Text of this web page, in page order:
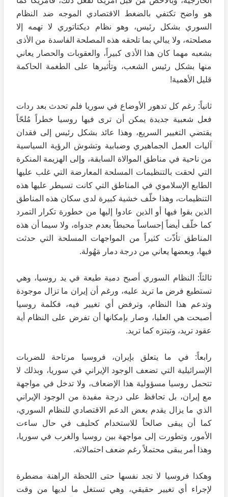
هو واضح تكتفي بالضغط الاقتصادي الموجه ضد النظام
السوري بشكل رئيس، وهو نظام ديكتاتوري لا تهمه إلا
مصلحته، ولا يبالي بما تلحقه هذه المصلحة الفاسدة من الأذى
بشعبه مهما كان هذا الأذى كبيراً، والعقوبات والحصار يعاني
منها بشكل رئيس الشعب، وتأثيرها على الطغمة الحاكمة
قليل الأهمية!
ثانياً: رغم كل تدهور الأوضاع في سوريا فلم تحدث بعد ردات
فعل شعبية جديدة يمكن أن ترى فيها روسيا خطراً مُلحّاً
يقتضي التغيير السريع، وهذا عائد بشكل رئيس إلى فقدان
آليات العمل الجماهيري وضبابية وتشوش الرؤية السياسية
من ناحية في مناطق الموالاة السابقة، وإلى الهزيمة المنكرة
التي لحقت بالتنظيمات المسلحة المعارضة التي غلب عليها
الطابع الإسلاموي في المناطق التي كانت تسيطر عليها هذه
التنظيمات، وهذا خلّف خشية كبيرة لدى سكان هذه المناطق
الذين بقوا فيها أو الذين عادوا إليها من خطورة تكرار التمرد
كما خلّف أيضاً إحساساً محبطاً بعدم جدواه، ولا سيما أن هذه
المناطق تأذّت كثيراً من المواجهات المسلحة التي حدثت
فيها، وبعضها يعاني من درجة دمار مَهُولة.
ثالثاً: النظام السوري أصبح دمية طيعة في يد روسيا، وهي
تستطيع فرض ما تريد عليه، ورغم أن إيران ما تزال موجودة
وتدعم هذا النظام، وترفض أي تغيير فيه، فكلمة روسيا
أصبحت هي العليا، وصار بإمكانها أن تفرض على النظام أية
عقود تريد، وتبتزه كما تريد.
رابعاً: في ما يتعلق بإيران، فروسيا مرتاحة للضربات
الإسرائيلية التي تضعف الوجود الإيراني في سوريا، وبذلك لا
تتحمل روسيا مسؤولية هذا الإضعاف، ولا تدخل في مواجهة
مع إيران، بل تحافظ على درجة مفيدة من الوجود الإيراني
الذي ما يزال يقدم بعض الدعم الاقتصادي للنظام السوري،
كما أن يبقى صالحاً للاستخدام كحليف في حال ساءت
الأمور، وتطورت إلى مواجهة بين روسيا والغرب في سوريا،
وهذا أمر يبقى محتملاً رغم ضعف احتمالاته.
وهكذا فروسيا لا تجد نفسها حتى اللحظة الراهنة مضطرة
لإجراء أي تغيير حقيقي، وهي تستغل ما لديها من وقت